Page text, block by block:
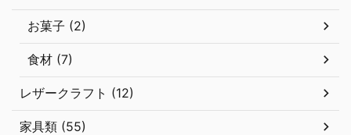
お菓子 (2)
食材 (7)
レザークラフト (12)
家具類 (55)